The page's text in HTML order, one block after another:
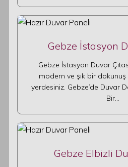
Gebze İstasyon
Gebze İstasyon Duvar
modern ve şık bir
yerdesiniz. Gebze’de Duvar
Bir…
Gebze Elbizli